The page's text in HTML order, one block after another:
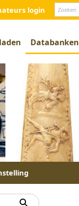
login
Databanken